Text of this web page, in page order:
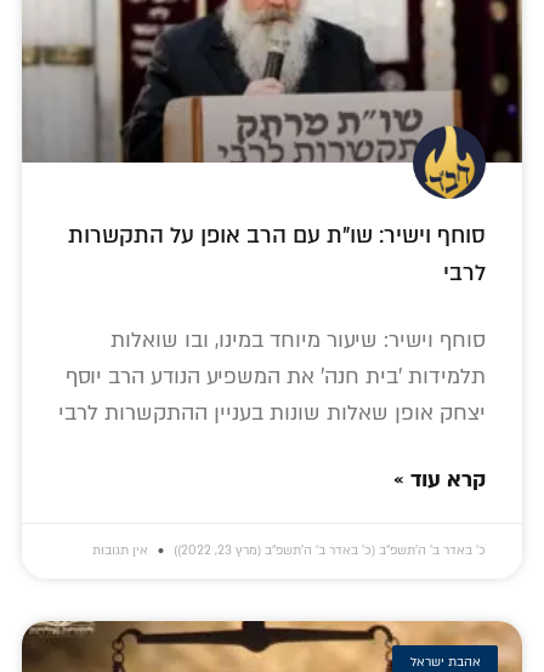
סוחף וישיר: שו"ת עם הרב אופן על התקשרות
לרבי
סוחף וישיר: שיעור מיוחד במינו, ובו שואלות
תלמידות 'בית חנה' את המשפיע הנודע הרב יוסף
יצחק אופן שאלות שונות בעניין ההתקשרות לרבי
קרא עוד »
כ׳ באדר ב׳ ה׳תשפ״ב (כ׳ באדר ב׳ ה׳תשפ״ב (מרץ 23, 2022)) אין תגובות
אהבת ישראל